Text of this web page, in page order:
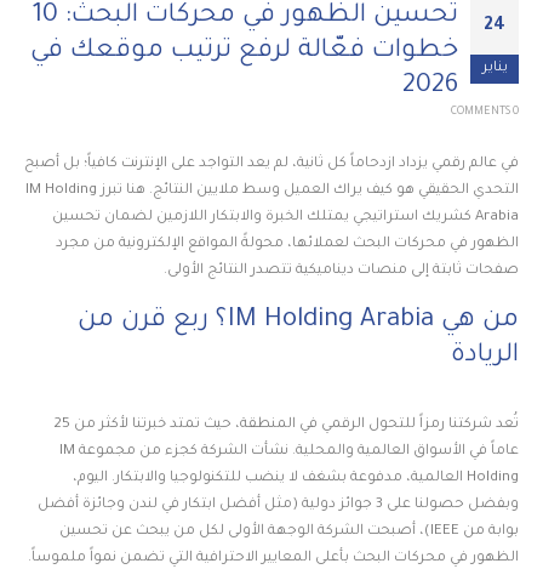
24
يناير
تحسين الظهور في محركات البحث: 10
خطوات فعّالة لرفع ترتيب موقعك في
2026
0 COMMENTS
في عالم رقمي يزداد ازدحاماً كل ثانية، لم يعد التواجد على الإنترنت كافياً؛ بل أصبح
التحدي الحقيقي هو كيف يراك العميل وسط ملايين النتائج. هنا تبرز IM Holding
Arabia كشريك استراتيجي يمتلك الخبرة والابتكار اللازمين لضمان تحسين
الظهور في محركات البحث لعملائها، محولةً المواقع الإلكترونية من مجرد
صفحات ثابتة إلى منصات ديناميكية تتصدر النتائج الأولى.
من هي IM Holding Arabia؟ ربع قرن من
الريادة
تُعد شركتنا رمزاً للتحول الرقمي في المنطقة، حيث تمتد خبرتنا لأكثر من 25
عاماً في الأسواق العالمية والمحلية. نشأت الشركة كجزء من مجموعة IM
Holding العالمية، مدفوعة بشغف لا ينضب للتكنولوجيا والابتكار. اليوم،
وبفضل حصولنا على 3 جوائز دولية (مثل أفضل ابتكار في لندن وجائزة أفضل
بوابة من IEEE)، أصبحت الشركة الوجهة الأولى لكل من يبحث عن تحسين
الظهور في محركات البحث بأعلى المعايير الاحترافية التي تضمن نمواً ملموساً.